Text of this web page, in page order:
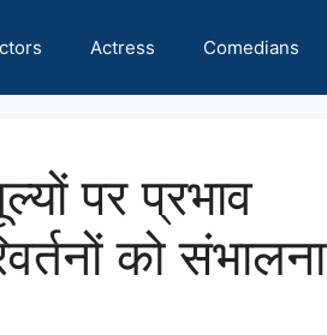
Actress Comedians
पर प्रभाव
को संभालना